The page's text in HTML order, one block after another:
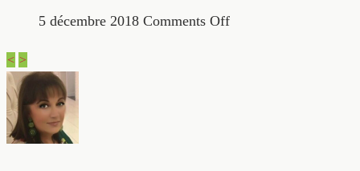
5 décembre 2018 Comments Off
< >